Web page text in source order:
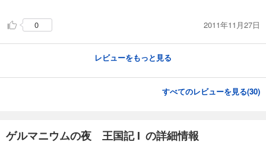
0 2011年11月27日
レビューをもっと見る
すべてのレビューを見る(30)
ゲルマニウムの夜 王国記 I の詳細情報